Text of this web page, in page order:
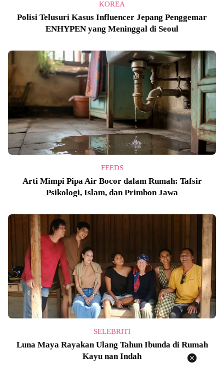
KOREA
Polisi Telusuri Kasus Influencer Jepang Penggemar
ENHYPEN yang Meninggal di Seoul
FEEDS
Arti Mimpi Pipa Air Bocor dalam Rumah: Tafsir
Psikologi, Islam, dan Primbon Jawa
SELEBRITI
Luna Maya Rayakan Ulang Tahun Ibunda di Rumah
Kayu nan Indah